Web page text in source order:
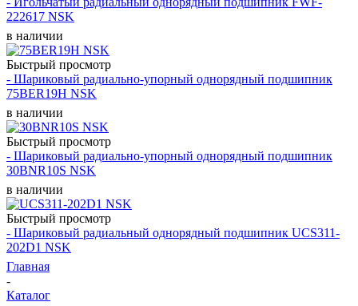
222617 NSK
в наличии
Быстрый просмотр
- Шариковый радиально-упорный однорядный подшипник
75BER19H NSK
в наличии
Быстрый просмотр
- Шариковый радиально-упорный однорядный подшипник
30BNR10S NSK
в наличии
Быстрый просмотр
- Шариковый радиальный однорядный подшипник UCS311-
202D1 NSK
Главная
-
Каталог